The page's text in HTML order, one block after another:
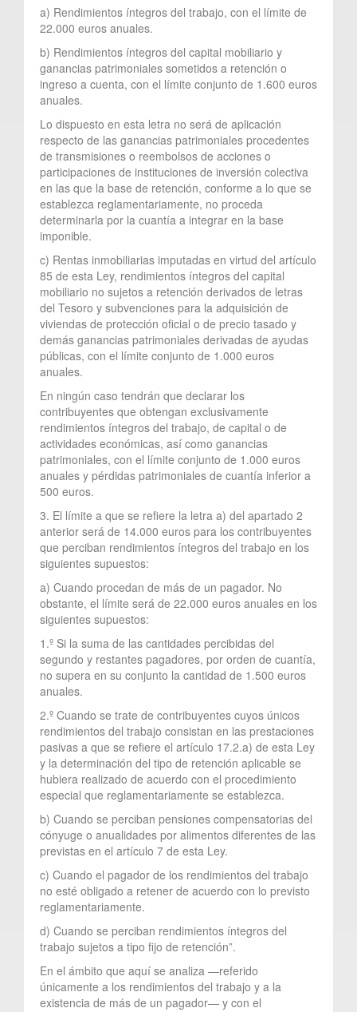
a) Rendimientos íntegros del trabajo, con el límite de
22.000 euros anuales.
b) Rendimientos íntegros del capital mobiliario y
ganancias patrimoniales sometidos a retención o
ingreso a cuenta, con el límite conjunto de 1.600 euros
anuales.
Lo dispuesto en esta letra no será de aplicación
respecto de las ganancias patrimoniales procedentes
de transmisiones o reembolsos de acciones o
participaciones de instituciones de inversión colectiva
en las que la base de retención, conforme a lo que se
establezca reglamentariamente, no proceda
determinarla por la cuantía a integrar en la base
imponible.
c) Rentas inmobiliarias imputadas en virtud del artículo
85 de esta Ley, rendimientos íntegros del capital
mobiliario no sujetos a retención derivados de letras
del Tesoro y subvenciones para la adquisición de
viviendas de protección oficial o de precio tasado y
demás ganancias patrimoniales derivadas de ayudas
públicas, con el límite conjunto de 1.000 euros
anuales.
En ningún caso tendrán que declarar los
contribuyentes que obtengan exclusivamente
rendimientos íntegros del trabajo, de capital o de
actividades económicas, así como ganancias
patrimoniales, con el límite conjunto de 1.000 euros
anuales y pérdidas patrimoniales de cuantía inferior a
500 euros.
3. El límite a que se refiere la letra a) del apartado 2
anterior será de 14.000 euros para los contribuyentes
que perciban rendimientos íntegros del trabajo en los
siguientes supuestos:
a) Cuando procedan de más de un pagador. No
obstante, el límite será de 22.000 euros anuales en los
siguientes supuestos:
1.º Si la suma de las cantidades percibidas del
segundo y restantes pagadores, por orden de cuantía,
no supera en su conjunto la cantidad de 1.500 euros
anuales.
2.º Cuando se trate de contribuyentes cuyos únicos
rendimientos del trabajo consistan en las prestaciones
pasivas a que se refiere el artículo 17.2.a) de esta Ley
y la determinación del tipo de retención aplicable se
hubiera realizado de acuerdo con el procedimiento
especial que reglamentariamente se establezca.
b) Cuando se perciban pensiones compensatorias del
cónyuge o anualidades por alimentos diferentes de las
previstas en el artículo 7 de esta Ley.
c) Cuando el pagador de los rendimientos del trabajo
no esté obligado a retener de acuerdo con lo previsto
reglamentariamente.
d) Cuando se perciban rendimientos íntegros del
trabajo sujetos a tipo fijo de retención”.
En el ámbito que aquí se analiza —referido
únicamente a los rendimientos del trabajo y a la
existencia de más de un pagador— y con el